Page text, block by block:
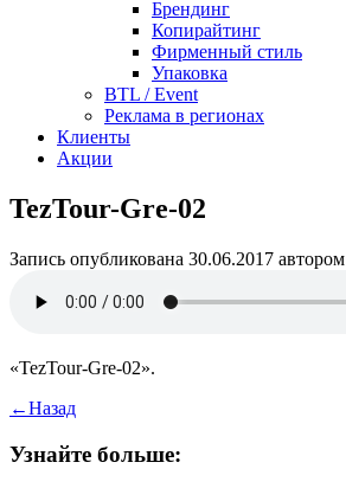
Брендинг
Копирайтинг
Фирменный стиль
Упаковка
BTL / Event
Реклама в регионах
Клиенты
Акции
TezTour-Gre-02
Запись опубликована 30.06.2017 автором
«TezTour-Gre-02».
←Назад
Узнайте больше: